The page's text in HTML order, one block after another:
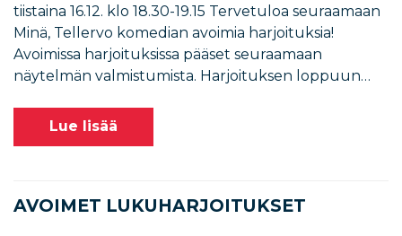
tiistaina 16.12. klo 18.30-19.15 Tervetuloa seuraamaan
Minä, Tellervo komedian avoimia harjoituksia!
Avoimissa harjoituksissa pääset seuraamaan
näytelmän valmistumista. Harjoituksen loppuun…
Lue lisää
AVOIMET LUKUHARJOITUKSET